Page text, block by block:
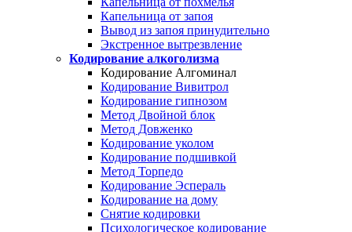
Капельница от запоя
Вывод из запоя принудительно
Экстренное вытрезвление
Кодирование алкоголизма
Кодирование Алгоминал
Кодирование Вивитрол
Кодирование гипнозом
Метод Двойной блок
Метод Довженко
Кодирование уколом
Кодирование подшивкой
Метод Торпедо
Кодирование Эспераль
Кодирование на дому
Снятие кодировки
Психологическое кодирование